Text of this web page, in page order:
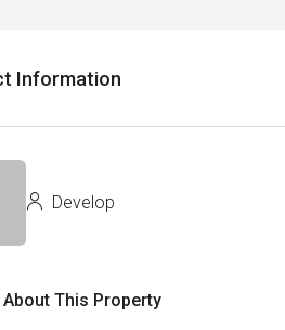
Information
Develop
About This Property